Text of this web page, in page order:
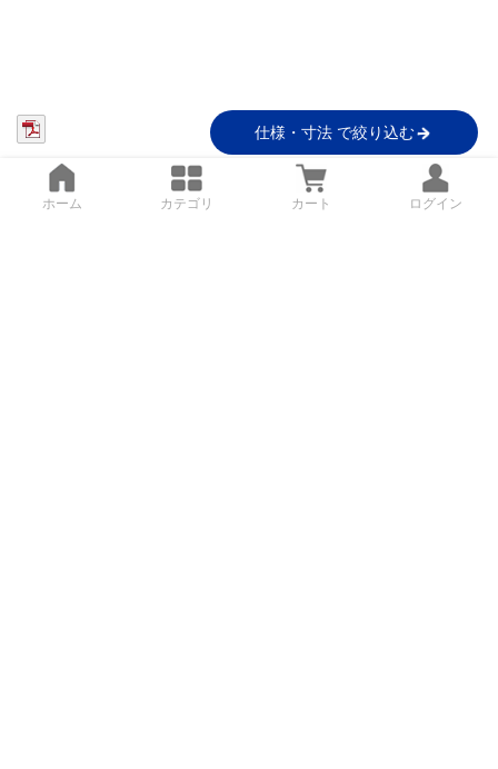
仕様・寸法 で絞り込む
ホーム カテゴリ カート ログイン